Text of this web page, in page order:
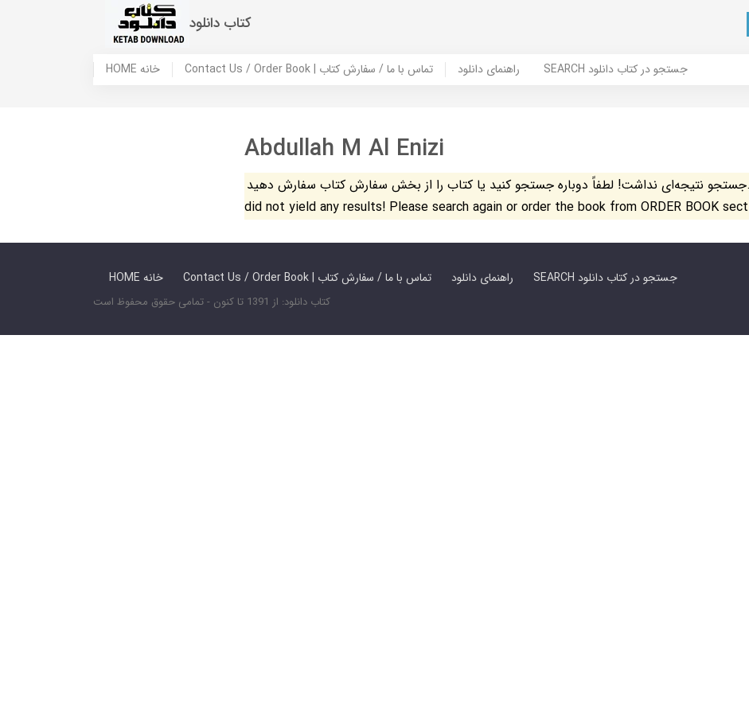
کتاب دانلود
HOME خانه Contact Us / Order Book | تماس با ما / سفارش کتاب راهنمای دانلود SEARCH جستجو در کتاب دانلود
Abdullah M Al Enizi
جستجو نتیجه‌ای نداشت! لطفاً دوباره جستجو کنید یا کتاب را از بخش سفارش کتاب سفارش دهید. The search
did not yield any results! Please search again or order the book from ORDER BOOK
HOME خانه Contact Us / Order Book | تماس با ما / سفارش کتاب راهنمای دانلود SEARCH جستجو در کتاب دانلود
کتاب دانلود: از 1391 تا کنون - تمامی حقوق محفوظ است